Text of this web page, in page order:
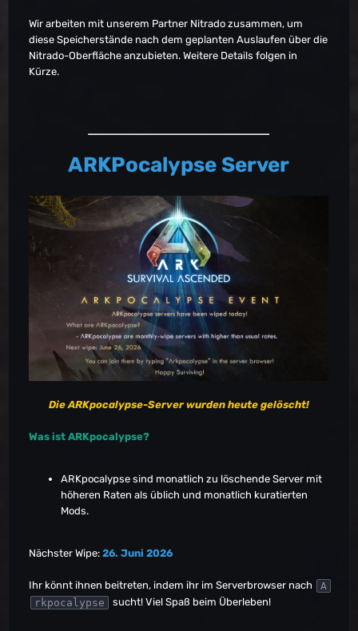
Asia-PVP-Consoles-ScorchedEarth1132
Asia-PVP-Consoles-ScorchedEarth1133
Asia-PVP-Consoles-ScorchedEarth1134
Asia-PVP-Consoles-Valguero1279
Asia-PVP-Ragnarok2677
Asia-PVP-Ragnarok2681
Asia-PVP-SmallTribes-Aberration9359
Asia-PVP-SmallTribes-Aberration9362
Asia-PVP-SmallTribes-ScorchedEarth9216
Asia-PVP-SmallTribes-Valguero9583
Asia-PVP-SmallTribes-Valguero9585
Asia-PVP-SmallTribes-Valguero9586
Asia-PVP-Valguero2727
Asia-PVP-Valguero2728
Asia-PVP-Valguero2729
Asia-PVP-Valguero2731
Asia-PVP-Valguero2732
EU-PVE-Aberration5706
EU-PVE-Aberration5708
EU-PVE-Aberration5714
EU-PVE-Aberration5722
EU-PVE-Aberration5724
EU-PVE-Aberration5725
EU-PVE-Aberration5764
EU-PVE-Aberration5806
EU-PVE-Aberration5811
EU-PVE-Aberration5834
Wir arbeiten mit unserem Partner Nitrado zusammen, um
diese Speicherstände nach dem geplanten Auslaufen über die
Nitrado-Oberfläche anzubieten. Weitere Details folgen in
Kürze.
ARKPocalypse Server
Die ARKpocalypse-Server wurden heute gelöscht!
Was ist ARKpocalypse?
ARKpocalypse sind monatlich zu löschende Server mit
höheren Raten als üblich und monatlich kuratierten
Mods.
Nächster Wipe: 26. Juni 2026
Ihr könnt ihnen beitreten, indem ihr im Serverbrowser nach
A
rkpocalypse
sucht! Viel Spaß beim Überleben!